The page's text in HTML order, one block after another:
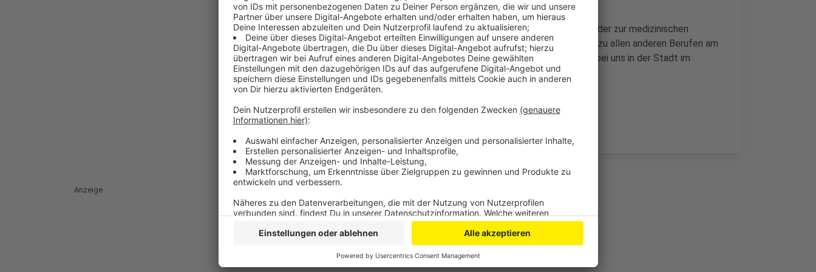
Frauen wählen demnach meist eine Ausbildung zur Bürokauffrau oder zur medizinischen
Fachangestellte, Männer in Leverkusen sind mit großem Abstand zu allen anderen Berufen am
häufigsten in einer Ausbildung zum Chemikant. Insgesamt gab es bei uns in der Stadt im
vergangenen Jahr rund 3000 Azubis.
Anzeige